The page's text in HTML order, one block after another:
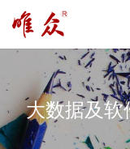
大数据及软